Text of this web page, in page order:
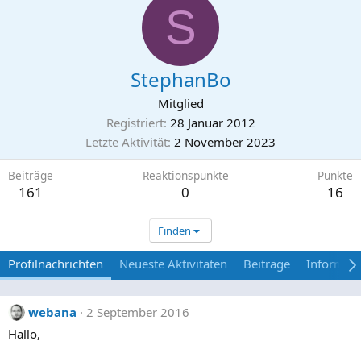
S
StephanBo
Mitglied
Registriert 28 Januar 2012
Letzte Aktivität 2 November 2023
Beiträge
161
Reaktionspunkte
0
Punkte
16
Finden
Profilnachrichten Neueste Aktivitäten Beiträge
webana
2 September 2016
Hallo,